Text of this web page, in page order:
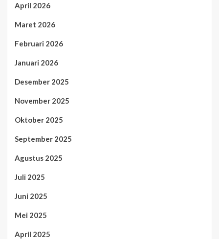
April 2026
Maret 2026
Februari 2026
Januari 2026
Desember 2025
November 2025
Oktober 2025
September 2025
Agustus 2025
Juli 2025
Juni 2025
Mei 2025
April 2025